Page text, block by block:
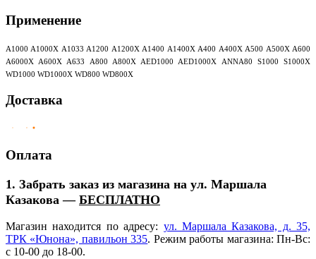
Применение
A1000 A1000X A1033 A1200 A1200X A1400 A1400X A400 A400X A500 A500X A600
A6000X A600X A633 A800 A800X AED1000 AED1000X ANNA80 S1000 S1000X
WD1000 WD1000X WD800 WD800X
Доставка
Оплата
1. Забрать заказ из магазина на ул. Маршала
Казакова — БЕСПЛАТНО
Магазин находится по адресу: ул. Маршала Казакова, д. 35,
ТРК «Юнона», павильон 335. Режим работы магазина: Пн-Вс:
с 10-00 до 18-00.